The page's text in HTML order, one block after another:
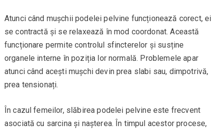
Atunci când mușchii podelei pelvine funcționează corect, ei
se contractă și se relaxează în mod coordonat. Această
funcționare permite controlul sfincterelor și susține
organele interne în poziția lor normală. Problemele apar
atunci când acești mușchi devin prea slabi sau, dimpotrivă,
prea tensionați.
În cazul femeilor, slăbirea podelei pelvine este frecvent
asociată cu sarcina și nașterea. În timpul acestor procese,